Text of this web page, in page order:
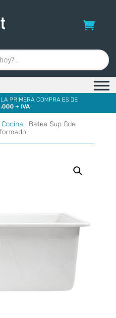
PRIMERA COMPRA ES DE
+ IVA
| Batea Sup Gde